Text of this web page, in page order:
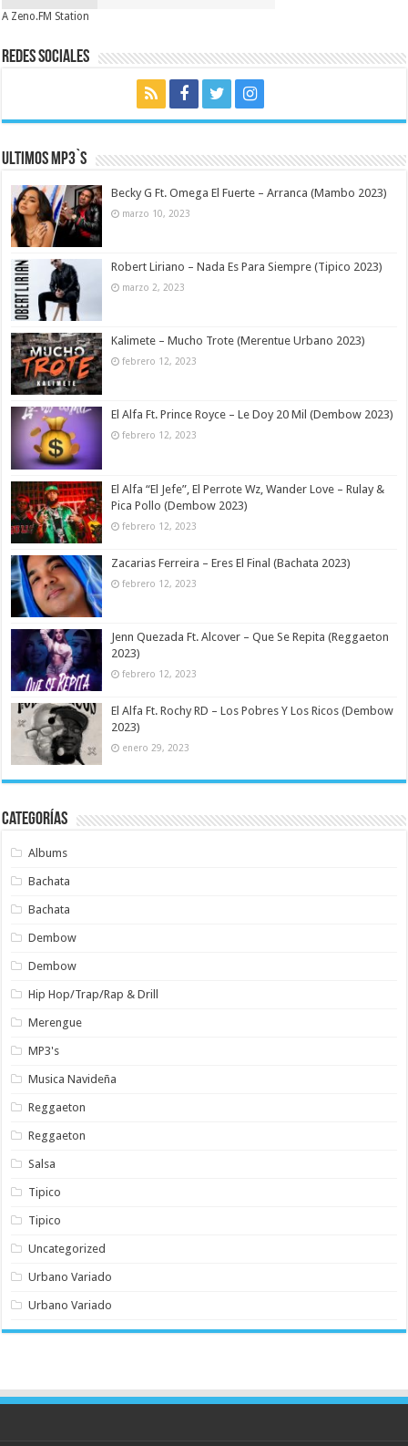
A Zeno.FM Station
Redes Sociales
Ultimos MP3`s
Becky G Ft. Omega El Fuerte – Arranca (Mambo 2023)
marzo 10, 2023
Robert Liriano – Nada Es Para Siempre (Tipico 2023)
marzo 2, 2023
Kalimete – Mucho Trote (Merentue Urbano 2023)
febrero 12, 2023
El Alfa Ft. Prince Royce – Le Doy 20 Mil (Dembow 2023)
febrero 12, 2023
El Alfa “El Jefe”, El Perrote Wz, Wander Love – Rulay &
Pica Pollo (Dembow 2023)
febrero 12, 2023
Zacarias Ferreira – Eres El Final (Bachata 2023)
febrero 12, 2023
Jenn Quezada Ft. Alcover – Que Se Repita (Reggaeton
2023)
febrero 12, 2023
El Alfa Ft. Rochy RD – Los Pobres Y Los Ricos (Dembow
2023)
enero 29, 2023
Categorías
Albums
Bachata
Bachata
Dembow
Dembow
Hip Hop/Trap/Rap & Drill
Merengue
MP3's
Musica Navideña
Reggaeton
Reggaeton
Salsa
Tipico
Tipico
Uncategorized
Urbano Variado
Urbano Variado